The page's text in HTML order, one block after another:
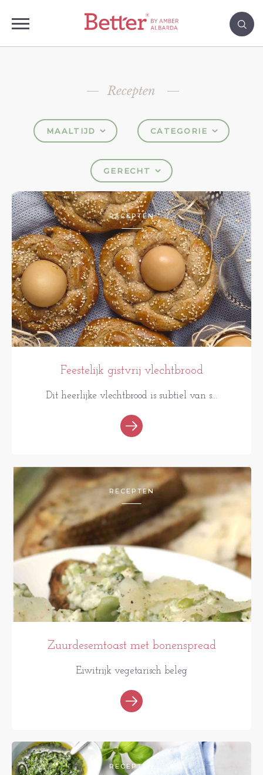
Recepten
MAALTIJD CATEGORIE
GERECHT
RECEPTEN
Feestelijk gistvrij vlechtbrood
Dit heerlijke vlechtbrood is subtiel van s...
RECEPTEN
Zuurdesemtoast met bonenspread
Eiwitrijk vegetarisch beleg
RECEPTEN